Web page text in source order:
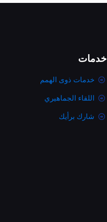
خدمات
خدمات ذوى الهمم
اللقاء الجماهيري
شارك برأيك